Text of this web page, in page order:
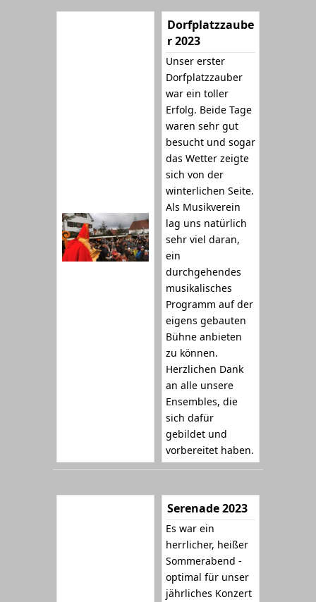
Dorfplatzzaube
r 2023
Unser erster
Dorfplatzzauber
war ein toller
Erfolg. Beide Tage
waren sehr gut
besucht und sogar
das Wetter zeigte
sich von der
winterlichen Seite.
Als Musikverein
lag uns natürlich
sehr viel daran,
ein
durchgehendes
musikalisches
Programm auf der
eigens gebauten
Bühne anbieten
zu können.
Herzlichen Dank
an alle unsere
Ensembles, die
sich dafür
gebildet und
vorbereitet haben.
Serenade 2023
Es war ein
herrlicher, heißer
Sommerabend -
optimal für unser
jährliches Konzert